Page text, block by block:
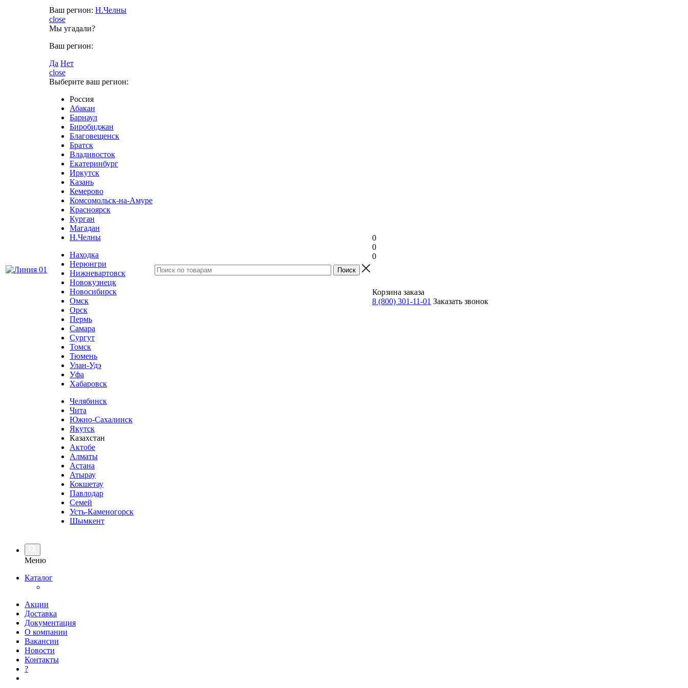
Ваш регион: Н.Челны
close
Мы угадали?
Ваш регион:
Да Нет
close
Выберите ваш регион:
Россия
Абакан
Барнаул
Биробиджан
Благовещенск
Братск
Владивосток
Екатеринбург
Иркутск
Казань
Кемерово
Комсомольск-на-Амуре
Красноярск
Курган
Магадан
Н.Челны
Находка
Нерюнгри
Нижневартовск
Новокузнецк
Новосибирск
Омск
Орск
Пермь
Самара
Сургут
Томск
Тюмень
Улан-Удэ
Уфа
Хабаровск
Челябинск
Чита
Южно-Сахалинск
Якутск
Казахстан
Актобе
Алматы
Астана
Атырау
Кокшетау
Павлодар
Семей
Усть-Каменогорск
Шымкент
0
0
0
Корзина заказа
8 (800) 301-11-01 Заказать звонок
Меню
Каталог
Акции
Доставка
Документация
О компании
Вакансии
Новости
Контакты
?